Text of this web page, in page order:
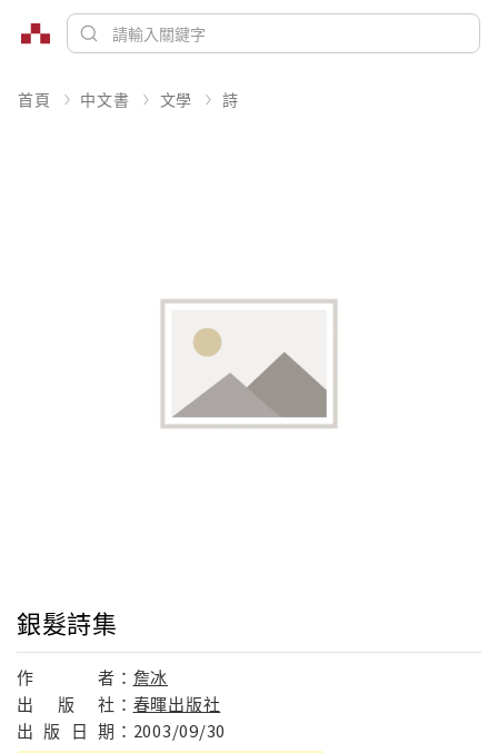
首頁 中文書 文學 詩
銀髮詩集
作 者： 詹冰
出
版 社： 春暉出版社
出 版 日 期： 2003/09/30